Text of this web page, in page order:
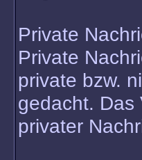
Private
Private
private bzw.
gedacht. Das
privater